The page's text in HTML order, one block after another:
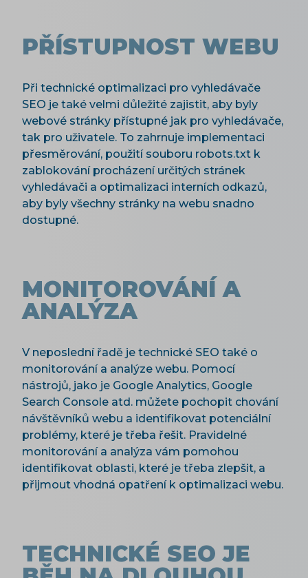
PŘÍSTUPNOST WEBU
Při technické optimalizaci pro vyhledávače
SEO je také velmi důležité zajistit, aby byly
webové stránky přístupné jak pro vyhledávače,
tak pro uživatele. To zahrnuje implementaci
přesměrování, použití souboru robots.txt k
zablokování procházení určitých stránek
vyhledávači a optimalizaci interních odkazů,
aby byly všechny stránky na webu snadno
dostupné.
MONITOROVÁNÍ A
ANALÝZA
V neposlední řadě je technické SEO také o
monitorování a analýze webu. Pomocí
nástrojů, jako je Google Analytics, Google
Search Console atd. můžete pochopit chování
návštěvníků webu a identifikovat potenciální
problémy, které je třeba řešit. Pravidelné
monitorování a analýza vám pomohou
identifikovat oblasti, které je třeba zlepšit, a
přijmout vhodná opatření k optimalizaci webu.
TECHNICKÉ SEO JE